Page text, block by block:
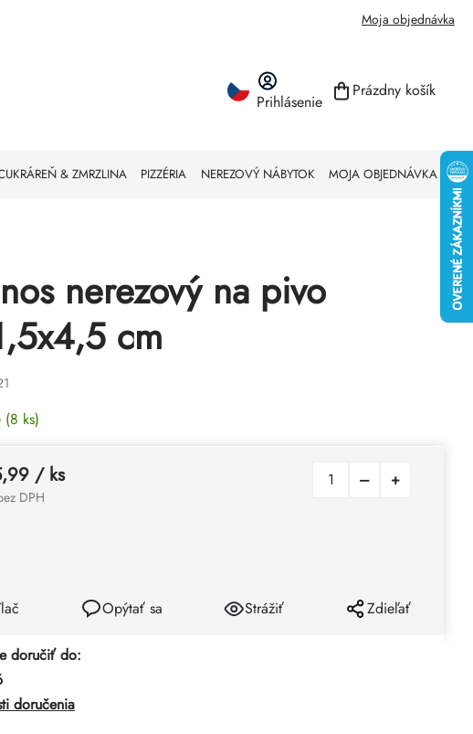
Moja objednávka
Prihlásenie NÁKUPNÝ
Prázdny košík
& ZMRZLINA PIZZÉRIA NEREZOVÝ NÁBYTOK MOJA OBJEDNÁVKA
nerezový na pivo
cm
(8 ks)
doručiť do:
doručenia
/ ks
DPH
Opýtať sa Strážiť Zdieľať